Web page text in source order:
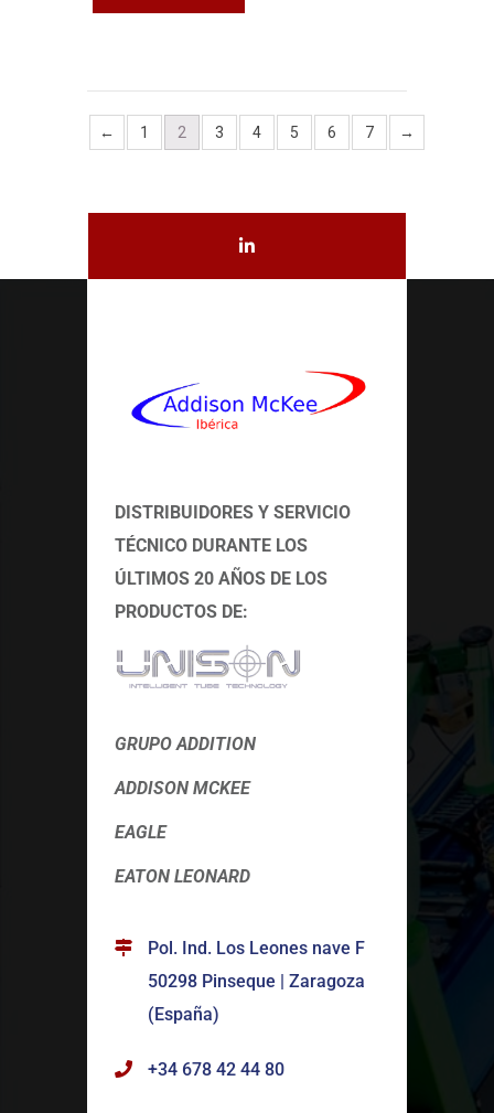
← 1 2 3 4 5 6 7 →
DISTRIBUIDORES Y SERVICIO
TÉCNICO DURANTE LOS
ÚLTIMOS 20 AÑOS DE LOS
PRODUCTOS DE:
GRUPO ADDITION
ADDISON MCKEE
EAGLE
EATON LEONARD
Pol. Ind. Los Leones nave F
50298 Pinseque | Zaragoza
(España)
+34 678 42 44 80